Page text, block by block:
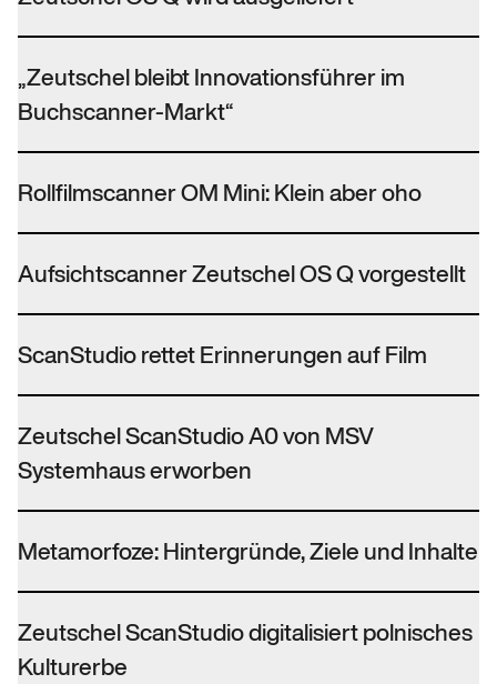
„Zeutschel bleibt Innovationsführer im
Buchscanner-Markt“
Rollfilmscanner OM Mini: Klein aber oho
Aufsichtscanner Zeutschel OS Q vorgestellt
ScanStudio rettet Erinnerungen auf Film
Zeutschel ScanStudio A0 von MSV
Systemhaus erworben
Metamorfoze: Hintergründe, Ziele und Inhalte
Zeutschel ScanStudio digitalisiert polnisches
Kulturerbe